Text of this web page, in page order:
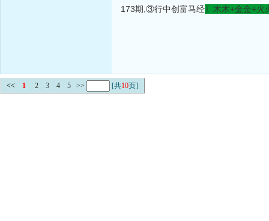
173期,③行中创富马经 〖木木+金金+火
<< 1 2 3 4 5 >> [共10页]